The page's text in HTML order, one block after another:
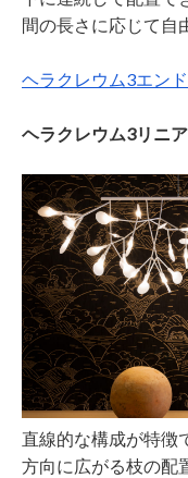
間の長さに応じて自
ヘラクレウム3エン
ヘラクレウム3リニア
直線的な構成が特徴
方向に広がる枝の配